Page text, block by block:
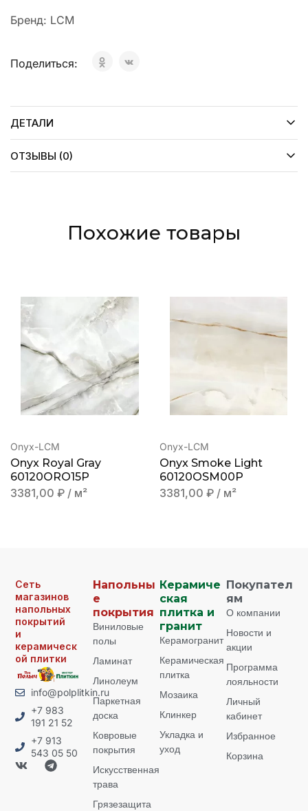
Бренд: LCM
Поделиться:
ДЕТАЛИ
ОТЗЫВЫ (0)
Похожие товары
Onyx-LCM
Onyx Royal Gray
60120ORO15P
3381,00 ₽ / м²
Onyx-LCM
Onyx Smoke Light
60120OSM00P
3381,00 ₽ / м²
Сеть
магазинов
напольных
покрытий
и
керамическ
ой плитки
info@polplitkin.ru
+7 983
191 21 52
+7 913
543 05 50
Напольны
е
покрытия
Виниловые
полы
Ламинат
Линолеум
Паркетная
доска
Ковровые
покрытия
Искусственная
трава
Грязезащита
Керамиче
ская
плитка и
гранит
Керамогранит
Керамическая
плитка
Мозаика
Клинкер
Укладка и
уход
Покупател
ям
О компании
Новости и
акции
Программа
лояльности
Личный
кабинет
Избранное
Корзина